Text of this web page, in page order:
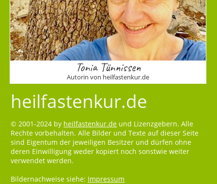
Tonia Tünnissen
Autorin von heilfastenkur.de
heilfastenkur.de
© 2001-2024 by heilfastenkur.de und Lizenzgebern. Alle
Rechte vorbehalten. Alle Bilder und Texte auf dieser Seite
sind Eigentum der jeweiligen Besitzer und dürfen ohne
deren Einwilligung weder kopiert noch sonstwie weiter
verwendet werden.
Bildernachweise siehe: Impressum